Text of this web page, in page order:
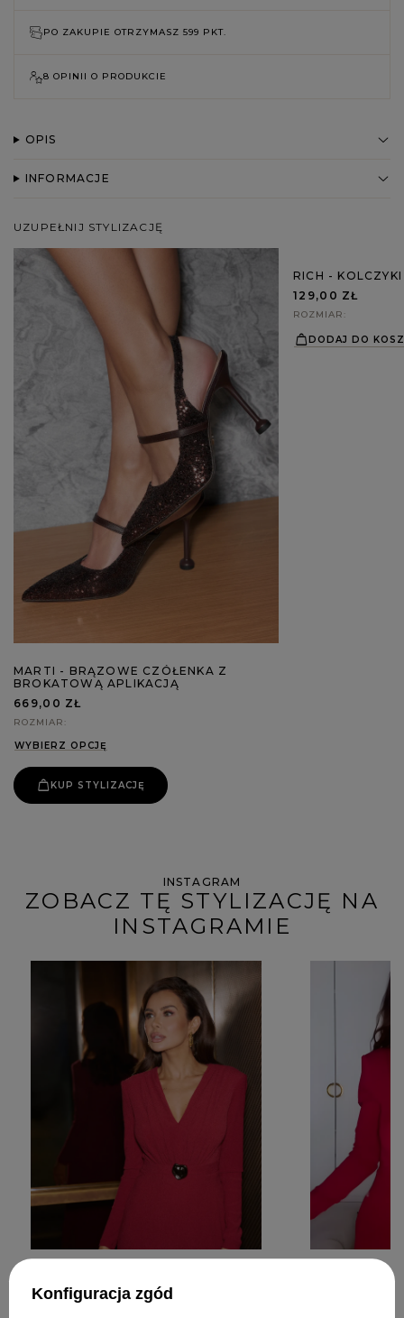
PO ZAKUPIE OTRZYMASZ 599 PKT.
8 OPINII O PRODUKCIE
OPIS
INFORMACJE
UZUPEŁNIJ STYLIZACJĘ
MARTI - BRĄZOWE CZÓŁENKA Z
BROKATOWĄ APLIKACJĄ
669,00 ZŁ
ROZMIAR
WYBIERZ OPCJĘ
RICH -
129,00 ZŁ
ROZMIAR
DODAJ DO
KUP STYLIZACJĘ
INSTAGRAM
ZOBACZ TĘ STYLIZACJĘ NA
INSTAGRAMIE
Konfiguracja zgód